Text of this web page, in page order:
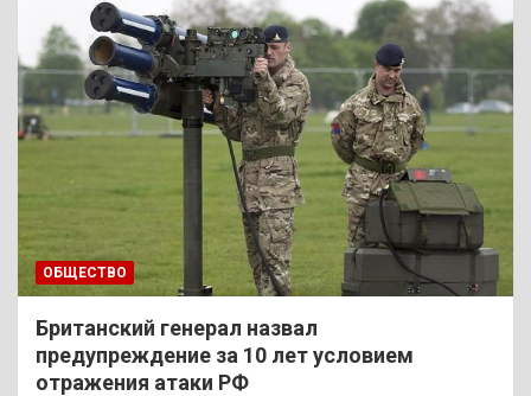
ОБЩЕСТВО
Британский генерал назвал
предупреждение за 10 лет условием
отражения атаки РФ